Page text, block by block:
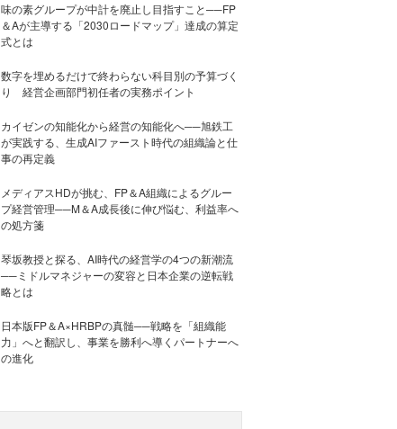
味の素グループが中計を廃止し目指すこと──FP
＆Aが主導する「2030ロードマップ」達成の算定
式とは
数字を埋めるだけで終わらない科目別の予算づく
り 経営企画部門初任者の実務ポイント
カイゼンの知能化から経営の知能化へ──旭鉄工
が実践する、生成AIファースト時代の組織論と仕
事の再定義
メディアスHDが挑む、FP＆A組織によるグルー
プ経営管理──M＆A成長後に伸び悩む、利益率へ
の処方箋
琴坂教授と探る、AI時代の経営学の4つの新潮流
──ミドルマネジャーの変容と日本企業の逆転戦
略とは
日本版FP＆A×HRBPの真髄──戦略を「組織能
力」へと翻訳し、事業を勝利へ導くパートナーへ
の進化